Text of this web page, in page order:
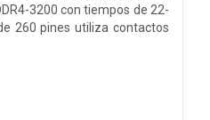
3200 con tiempos de 22-
260 pines utiliza contactos